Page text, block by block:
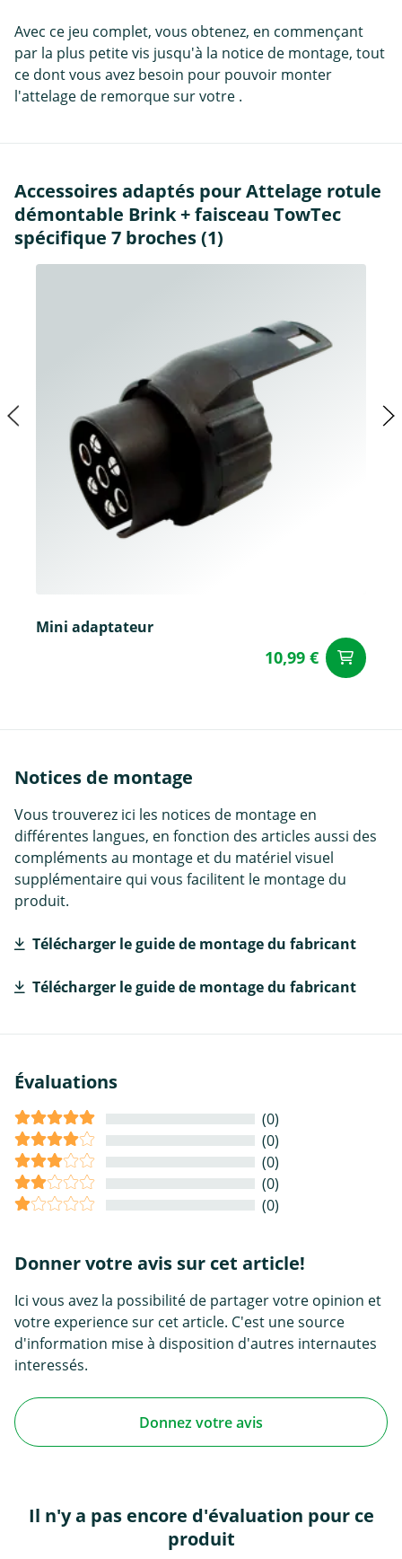
Avec ce jeu complet, vous obtenez, en commençant
par la plus petite vis jusqu'à la notice de montage, tout
ce dont vous avez besoin pour pouvoir monter
l'attelage de remorque sur votre .
Accessoires adaptés pour Attelage rotule
démontable Brink + faisceau TowTec
spécifique 7 broches (1)
Mini adaptateur
10,99 €
Notices de montage
Vous trouverez ici les notices de montage en
différentes langues, en fonction des articles aussi des
compléments au montage et du matériel visuel
supplémentaire qui vous facilitent le montage du
produit.
Télécharger le guide de montage du fabricant
Télécharger le guide de montage du fabricant
Évaluations
(0)
(0)
(0)
(0)
(0)
Donner votre avis sur cet article!
Ici vous avez la possibilité de partager votre opinion et
votre experience sur cet article. C'est une source
d'information mise à disposition d'autres internautes
interessés.
Donnez votre avis
Il n'y a pas encore d'évaluation pour ce
produit